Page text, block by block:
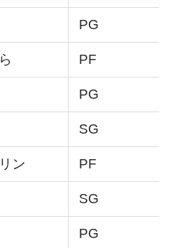
PG
PF
PG
SG
ン PF
SG
PG